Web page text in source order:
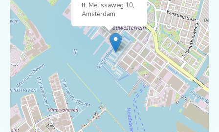
tt. Melissaweg 10,
Amsterdam